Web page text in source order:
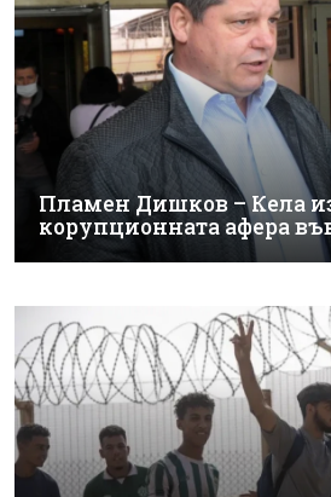
Пламен Дишков – Кела
корупционната афера